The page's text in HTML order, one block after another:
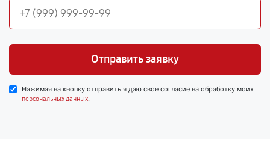
Отправить заявку
Нажимая на кнопку отправить я даю свое согласие на обработку моих
персональных данных.